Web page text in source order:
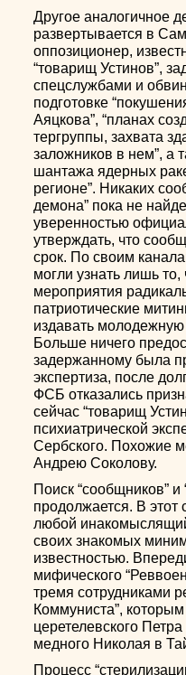
Другое аналогичное
развертывается в
оппозиционер,
“товарищ Устинов”,
спецслужбами и
подготовке
Аяцкова”, “планах
тергруппы, захвата
заложников в нем”, а
шантажа ядерных
регионе”. Никаких
демона” пока не
уверенностью
утверждать, что
срок. По своим
могли узнать лишь
мероприятия
патриотические
издавать молодежную
Больше ничего
задержанному была
экспертиза, после
ФСБ отказались
сейчас “товарищ
психиатрической
Сербского. Похожие
Андрею Соколову.
Поиск “сообщников” и
продолжается. В этот
любой
своих знакомых
известностью.
мифического
тремя сотрудниками
Коммуниста”,
церетелевского
медного Николая в
Процесс